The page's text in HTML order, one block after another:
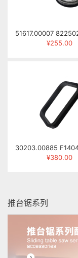
¥255.00
¥380.00
推台锯系列